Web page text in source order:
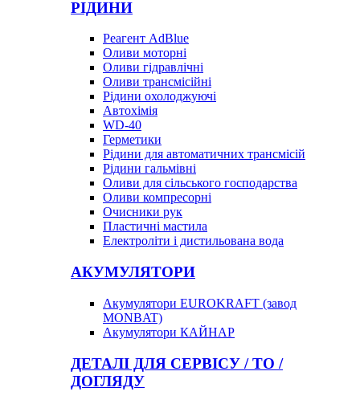
РІДИНИ
Реагент AdBlue
Оливи моторні
Оливи гідравлічні
Оливи трансмісійні
Рідини охолоджуючі
Автохімія
WD-40
Герметики
Рідини для автоматичних трансмісій
Рідини гальмівні
Оливи для сільського господарства
Оливи компресорні
Очисники рук
Пластичні мастила
Електроліти і дистильована вода
АКУМУЛЯТОРИ
Акумулятори EUROKRAFT (завод
MONBAT)
Акумулятори КАЙНАР
ДЕТАЛІ ДЛЯ СЕРВІСУ / ТО /
ДОГЛЯДУ